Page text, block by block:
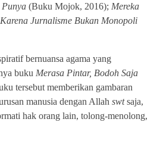
(Buku Mojok, 2016); Mereka
Karena Jurnalisme Bukan Monopoli
bernuansa agama yang
buku Merasa Pintar, Bodoh Saja
tersebut memberikan gambaran
manusia dengan Allah swtsaja,
hak orang lain, tolong-menolong,